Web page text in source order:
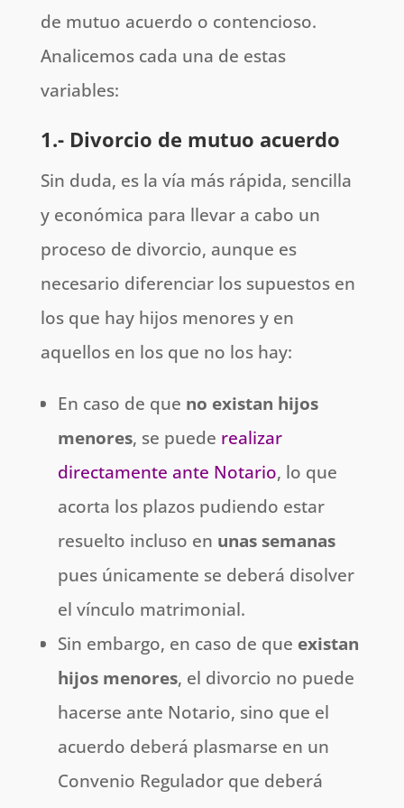
de mutuo acuerdo o contencioso.
Analicemos cada una de estas
variables:
1.- Divorcio de mutuo acuerdo
Sin duda, es la vía más rápida, sencilla
y económica para llevar a cabo un
proceso de divorcio, aunque es
necesario diferenciar los supuestos en
los que hay hijos menores y en
aquellos en los que no los hay:
En caso de que no existan hijos
menores, se puede realizar
directamente ante Notario, lo que
acorta los plazos pudiendo estar
resuelto incluso en unas semanas
pues únicamente se deberá disolver
el vínculo matrimonial.
Sin embargo, en caso de que existan
hijos menores, el divorcio no puede
hacerse ante Notario, sino que el
acuerdo deberá plasmarse en un
Convenio Regulador que deberá